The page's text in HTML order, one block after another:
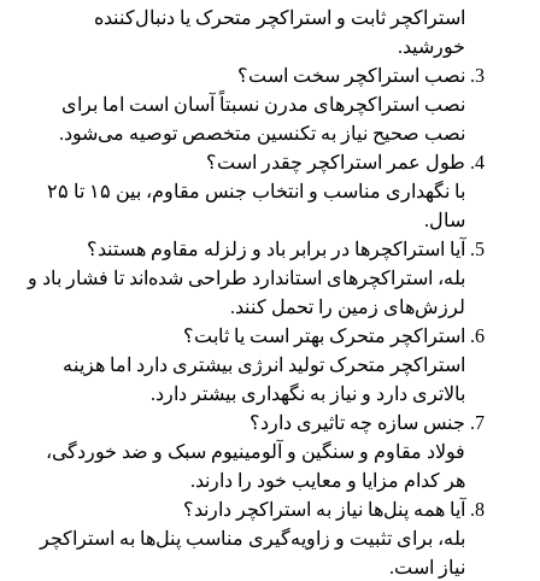
استراکچر ثابت و استراکچر متحرک یا دنبال‌کننده
خورشید.
نصب استراکچر سخت است؟
نصب استراکچرهای مدرن نسبتاً آسان است اما برای
نصب صحیح نیاز به تکنسین متخصص توصیه می‌شود.
طول عمر استراکچر چقدر است؟
با نگهداری مناسب و انتخاب جنس مقاوم، بین ۱۵ تا ۲۵
سال.
آیا استراکچرها در برابر باد و زلزله مقاوم هستند؟
بله، استراکچرهای استاندارد طراحی شده‌اند تا فشار باد و
لرزش‌های زمین را تحمل کنند.
استراکچر متحرک بهتر است یا ثابت؟
استراکچر متحرک تولید انرژی بیشتری دارد اما هزینه
بالاتری دارد و نیاز به نگهداری بیشتر دارد.
جنس سازه چه تاثیری دارد؟
فولاد مقاوم و سنگین و آلومینیوم سبک و ضد خوردگی،
هر کدام مزایا و معایب خود را دارند.
آیا همه پنل‌ها نیاز به استراکچر دارند؟
بله، برای تثبیت و زاویه‌گیری مناسب پنل‌ها به استراکچر
نیاز است.